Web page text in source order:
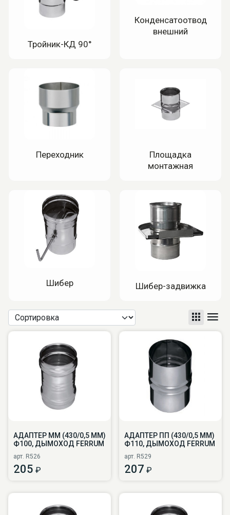
Тройник-КД 90°
Конденсатоотвод
внешний
Переходник
Площадка
монтажная
Шибер Шибер-задвижка
АДАПТЕР ММ (430/0,5 ММ)
Ф100, ДЫМОХОД FERRUM
арт. R526
205 ₽
АДАПТЕР ПП (430/0,5 ММ)
Ф110, ДЫМОХОД FERRUM
арт. R529
207 ₽